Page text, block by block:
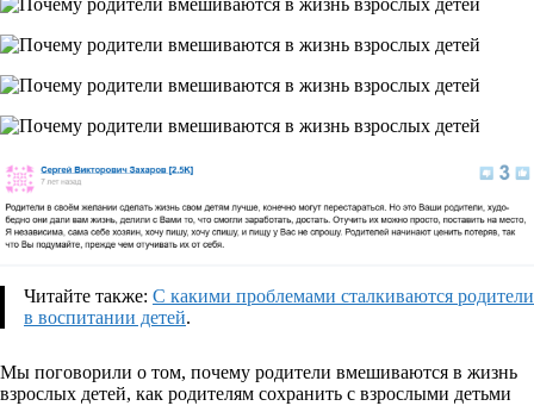
Читайте также: С какими проблемами сталкиваются родители
в воспитании детей.
Мы поговорили о том, почему родители вмешиваются в жизнь
взрослых детей, как родителям сохранить с взрослыми детьми